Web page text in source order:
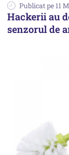
Publicat pe 11
Hackerii au
senzorul de